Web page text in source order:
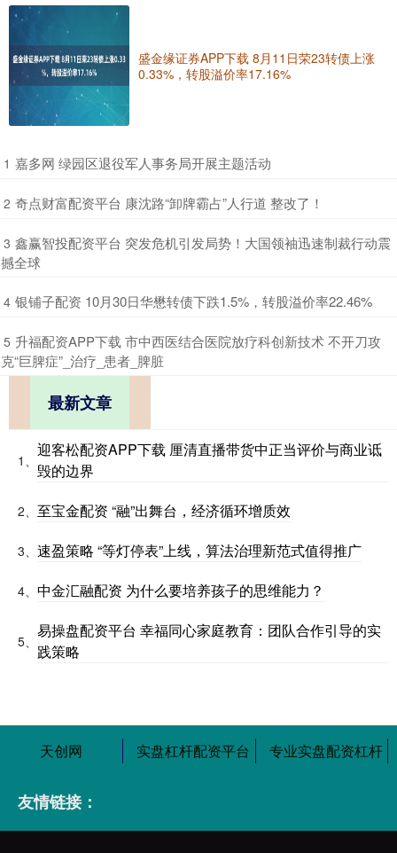
盛金缘证券APP下载 8月11日荣23转债上涨
0.33%，转股溢价率17.16%
1 ​嘉多网 绿园区退役军人事务局开展主题活动
2 ​奇点财富配资平台 康沈路“卸牌霸占”人行道 整改了！
3 ​鑫赢智投配资平台 突发危机引发局势！大国领袖迅速制裁行动震
撼全球
4 ​银铺子配资 10月30日华懋转债下跌1.5%，转股溢价率22.46%
5 ​升福配资APP下载 市中西医结合医院放疗科创新技术 不开刀攻
克“巨脾症”_治疗_患者_脾脏
最新文章
1、
迎客松配资APP下载 厘清直播带货中正当评价与商业诋
毁的边界
2、 至宝金配资 “融”出舞台，经济循环增质效
3、 速盈策略 “等灯停表”上线，算法治理新范式值得推广
4、 中金汇融配资 为什么要培养孩子的思维能力？
5、
易操盘配资平台 幸福同心家庭教育：团队合作引导的实
践策略
天创网 实盘杠杆配资平台 专业实盘配资杠杆
友情链接：